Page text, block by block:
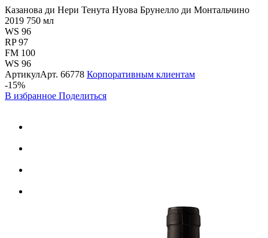
Казанова ди Нери Тенута Нуова Брунелло ди Монтальчино
2019 750 мл
WS 96
RP 97
FM 100
WS 96
АртикулАрт. 66778 Корпоративным клиентам
-15%
В избранное Поделиться